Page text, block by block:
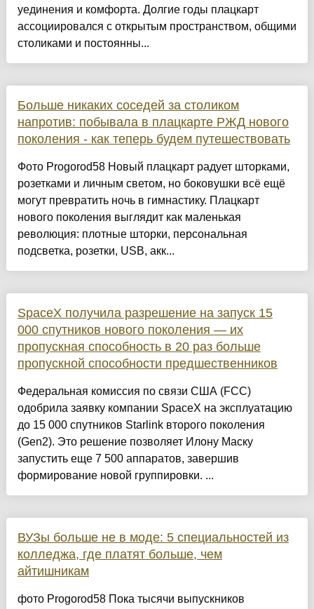
уединения и комфорта. Долгие годы плацкарт
ассоциировался с открытым пространством, общими
столиками и постоянны...
Больше никаких соседей за столиком
напротив: побывала в плацкарте РЖД нового
поколения - как теперь будем путешествовать
Фото Progorod58 Новый плацкарт радует шторками,
розетками и личным светом, но боковушки всё ещё
могут превратить ночь в гимнастику. Плацкарт
нового поколения выглядит как маленькая
революция: плотные шторки, персональная
подсветка, розетки, USB, акк...
SpaceX получила разрешение на запуск 15
000 спутников нового поколения — их
пропускная способность в 20 раз больше
пропускной способности предшественников
Федеральная комиссия по связи США (FCC)
одобрила заявку компании SpaceX на эксплуатацию
до 15 000 спутников Starlink второго поколения
(Gen2). Это решение позволяет Илону Маску
запустить еще 7 500 аппаратов, завершив
формирование новой группировки. ...
ВУЗы больше не в моде: 5 специальностей из
колледжа, где платят больше, чем
айтишникам
фото Progorod58 Пока тысячи выпускников